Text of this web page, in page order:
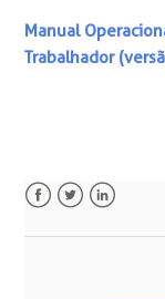
Manual
Trabalhador